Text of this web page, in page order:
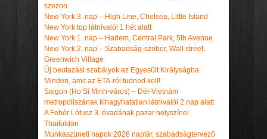
szezon
New York 3. nap – High Line, Chelsea, Little Island
New York top látnivalói 1 hét alatt
New York 1. nap – Harlem, Central Park, 5th Avenue
New York 2. nap – Szabadság-szobor, Wall street,
Greenwich Village
Új beutazási szabályok az Egyesült Királyságba:
Minden, amit az ETA-ról tudnod kell!
Saigon (Ho Si Minh-város) – Dél-Vietnám
metropoliszának kihagyhatatlan látnivalói 2 nap alatt
A Fehér Lótusz 3. évadának pazar helyszínei
Thaiföldön
Munkaszüneti napok 2026 naptár, szabadságtervező